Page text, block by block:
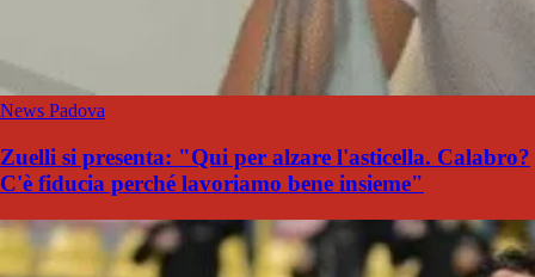
News Padova
Zuelli si presenta: "Qui per alzare l'asticella. Calabro?
C'è fiducia perché lavoriamo bene insieme"